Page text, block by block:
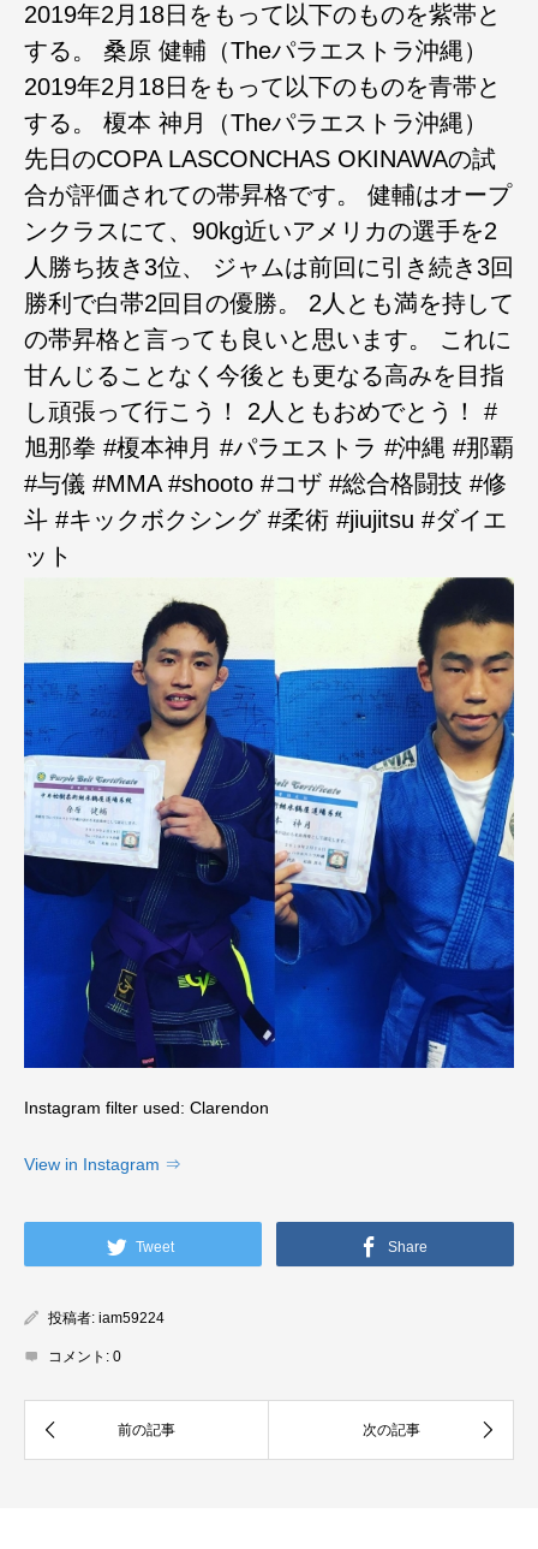
2019年2月18日をもって以下のものを紫帯と
する。 桑原 健輔（Theパラエストラ沖縄）
2019年2月18日をもって以下のものを青帯と
する。 榎本 神月（Theパラエストラ沖縄）
先日のCOPA LASCONCHAS OKINAWAの試
合が評価されての帯昇格です。 健輔はオープ
ンクラスにて、90kg近いアメリカの選手を2
人勝ち抜き3位、 ジャムは前回に引き続き3回
勝利で白帯2回目の優勝。 2人とも満を持して
の帯昇格と言っても良いと思います。 これに
甘んじることなく今後とも更なる高みを目指
し頑張って行こう！ 2人ともおめでとう！ #
旭那拳 #榎本神月 #パラエストラ #沖縄 #那覇
#与儀 #MMA #shooto #コザ #総合格闘技 #修
斗 #キックボクシング #柔術 #jiujitsu #ダイエ
ット
Instagram filter used: Clarendon
View in Instagram ⇒
Tweet Share
投稿者: iam59224
コメント: 0